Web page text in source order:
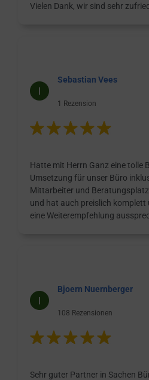
Vielen Dank, wir sind sehr
Sebastian Vees
1 Rezension
Hatte mit Herrn Ganz eine tolle
Umsetzung für unser Büro
Mittarbeiter und
und hat auch preislich
eine Weiterempfehlung
Bjoern Nuernberger
108 Rezensionen
Sehr guter Partner in Sachen